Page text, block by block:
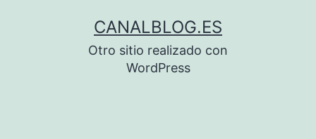
CANALBLOG.ES
Otro sitio realizado con
WordPress